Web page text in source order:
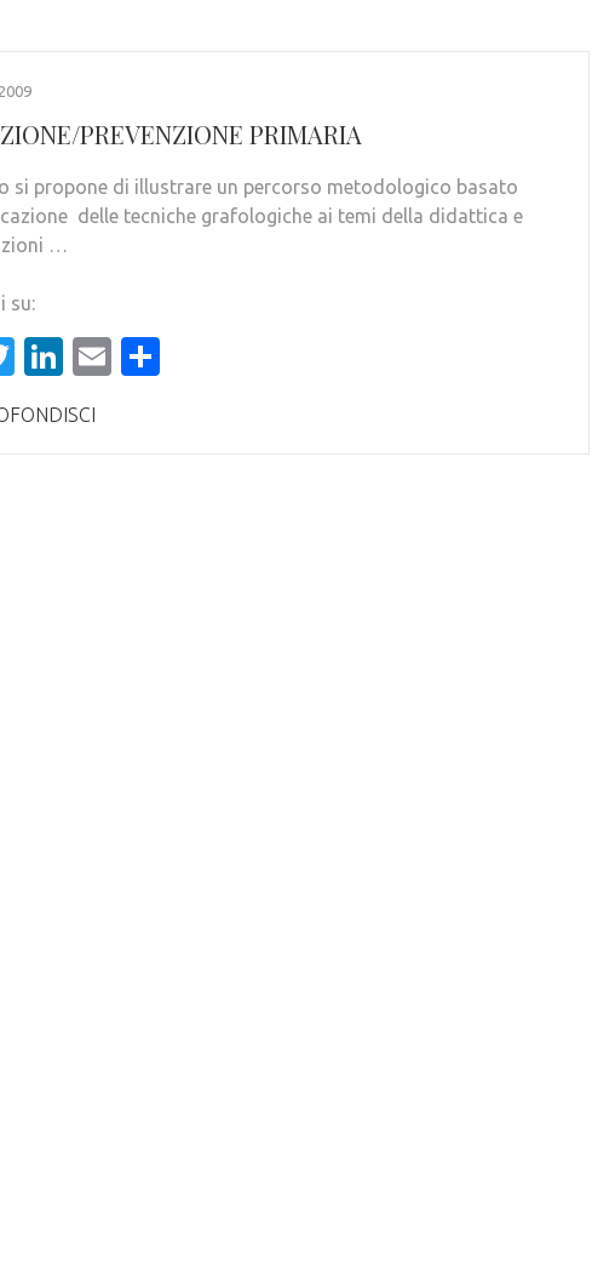
PREVENZIONE PRIMARIA
si propone di illustrare un percorso metodologico basato
delle tecniche grafologiche ai temi della didattica e
…
su:
Twitter
LinkedIn
Email